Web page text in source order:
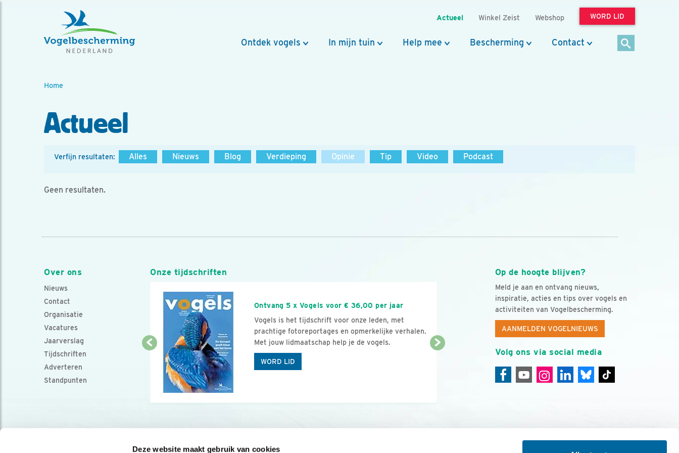
Deze website maakt gebruik van cookies
Actueel Winkel Zeist Webshop WORD LID
Ontdek vogels In mijn tuin Help mee Bescherming Contact
Home
Actueel
Verfijn resultaten: Alles Nieuws Blog Verdieping Opinie Tip Video Podcast
Geen resultaten.
Over ons
Nieuws
Contact
Organisatie
Vacatures
Jaarverslag
Tijdschriften
Adverteren
Standpunten
Op de hoogte blijven?
Meld je aan en ontvang nieuws,
inspiratie, acties en tips over vogels en
activiteiten van Vogelbescherming.
AANMELDEN VOGELNIEUWS
Volg ons via social media
Onze tijdschriften
Ontvang 5 x Vogels voor € 36,00 per jaar
Vogels is het tijdschrift voor onze leden, met
prachtige fotoreportages en opmerkelijke verhalen.
Met jouw lidmaatschap help je de vogels.
WORD LID